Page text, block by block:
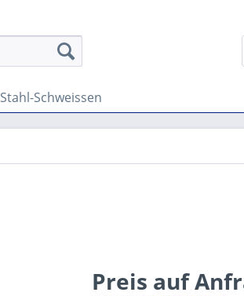
Stahl-Schweissen
Preis auf